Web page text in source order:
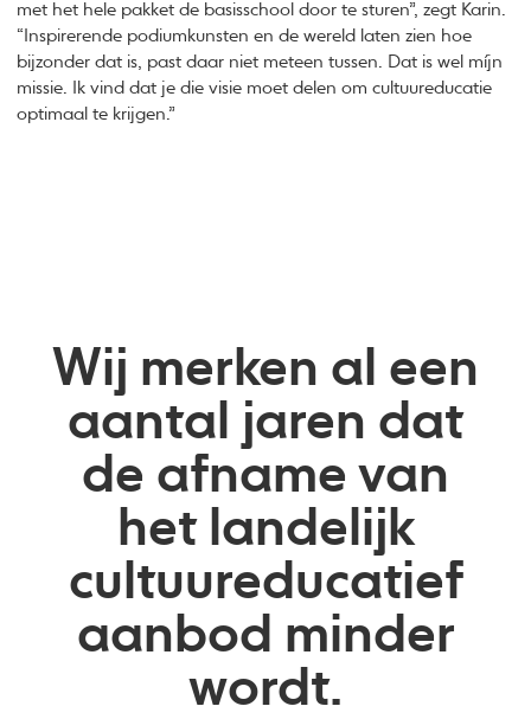
met het hele pakket de basisschool door te sturen”, zegt Karin.
“Inspirerende podiumkunsten en de wereld laten zien hoe
bijzonder dat is, past daar niet meteen tussen. Dat is wel míjn
missie. Ik vind dat je die visie moet delen om cultuureducatie
optimaal te krijgen.”
Wij merken al een
aantal jaren dat
de afname van
het landelijk
cultuureducatief
aanbod minder
wordt.